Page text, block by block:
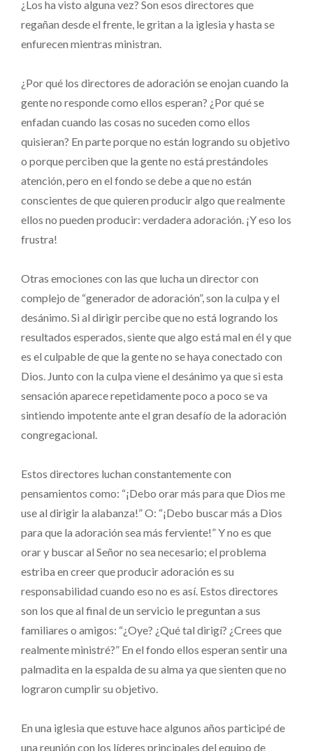
¿Los ha visto alguna vez? Son esos directores que
regañan desde el frente, le gritan a la iglesia y hasta se
enfurecen mientras ministran.
¿Por qué los directores de adoración se enojan cuando la
gente no responde como ellos esperan? ¿Por qué se
enfadan cuando las cosas no suceden como ellos
quisieran? En parte porque no están logrando su objetivo
o porque perciben que la gente no está prestándoles
atención, pero en el fondo se debe a que no están
conscientes de que quieren producir algo que realmente
ellos no pueden producir: verdadera adoración. ¡Y eso los
frustra!
Otras emociones con las que lucha un director con
complejo de “generador de adoración”, son la culpa y el
desánimo. Si al dirigir percibe que no está logrando los
resultados esperados, siente que algo está mal en él y que
es el culpable de que la gente no se haya conectado con
Dios. Junto con la culpa viene el desánimo ya que si esta
sensación aparece repetidamente poco a poco se va
sintiendo impotente ante el gran desafío de la adoración
congregacional.
Estos directores luchan constantemente con
pensamientos como: “¡Debo orar más para que Dios me
use al dirigir la alabanza!” O: “¡Debo buscar más a Dios
para que la adoración sea más ferviente!” Y no es que
orar y buscar al Señor no sea necesario; el problema
estriba en creer que producir adoración es su
responsabilidad cuando eso no es así. Estos directores
son los que al final de un servicio le preguntan a sus
familiares o amigos: “¿Oye? ¿Qué tal dirigí? ¿Crees que
realmente ministré?” En el fondo ellos esperan sentir una
palmadita en la espalda de su alma ya que sienten que no
lograron cumplir su objetivo.
En una iglesia que estuve hace algunos años participé de
una reunión con los líderes principales del equipo de